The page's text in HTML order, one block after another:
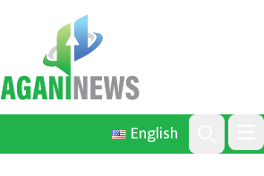
English
Search